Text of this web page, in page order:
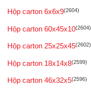
Hộp carton 6x6x9(2604)
Hộp carton 60x45x10(2604)
Hộp carton 25x25x45(2602)
Hộp carton 18x14x8(2599)
Hộp carton 46x32x5(2596)